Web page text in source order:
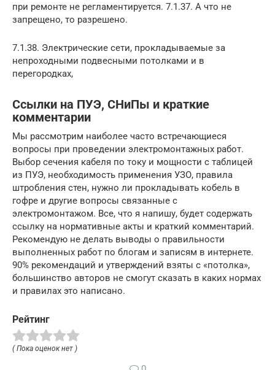
при ремонте не регламентируется. 7.1.37. А что не
запрещено, то разрешено.
7.1.38. Электрические сети, прокладываемые за
непроходными подвесными потолками и в
перегородках,
Ссылки на ПУЭ, СНиПы и краткие
комментарии
Мы рассмотрим наиболее часто встречающиеся
вопросы при проведении электромонтажных работ.
Выбор сечения кабеля по току и мощности с таблицей
из ПУЭ, необходимость применения УЗО, правила
штробления стен, нужно ли прокладывать кобель в
гофре и другие вопросы связанные с
электромонтажом. Все, что я напишу, будет содержать
ссылку на нормативные акты и краткий комментарий.
Рекомендую не делать выводы о правильности
выполненных работ по блогам и записям в интернете.
90% рекомендаций и утверждений взяты с «потолка»,
большинство авторов не смогут сказать в каких нормах
и правилах это написано.
Рейтинг
( Пока оценок нет )